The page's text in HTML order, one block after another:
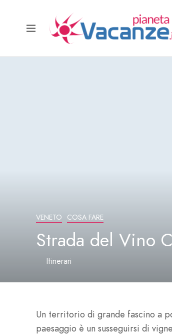
VENETO COSA FARE
Strada del Vino
Itinerari
Un territorio di grande fascino a
paesaggio è un susseguirsi di